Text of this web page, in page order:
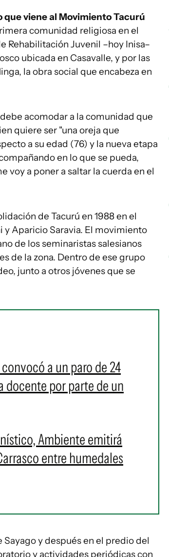
que viene al Movimiento Tacurú
comunidad religiosa en el
Rehabilitación Juvenil –hoy Inisa–
ubicada en Casavalle, y por las
la obra social que encabeza en
acomodar a la comunidad que
quiere ser "una oreja que
a su edad (76) y la nueva etapa
en lo que se pueda,
voy a poner a saltar la cuerda en el
de Tacurú en 1988 en el
Aparicio Saravia. El movimiento
de los seminaristas salesianos
de la zona. Dentro de ese grupo
junto a otros jóvenes que se
a un paro de 24
docente por parte de un
Ambiente emitirá
entre humedales
y después en el predio del
y actividades periódicas con